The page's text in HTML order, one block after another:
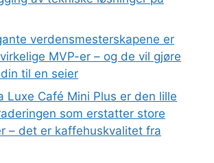
verdensmesterskapene er
MVP-er – og de vil gjøre
til en seier
Luxe Café Mini Plus er den lille
som erstatter store
– det er kaffehuskvalitet fra